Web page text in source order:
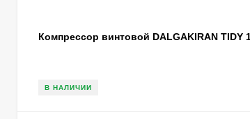
Компрессор винтовой DALGAKIRAN TIDY
В НАЛИЧИИ